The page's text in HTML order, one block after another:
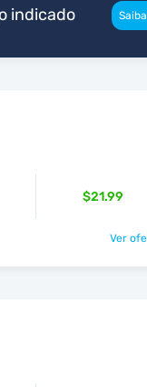
indicado
$21.99
Ver